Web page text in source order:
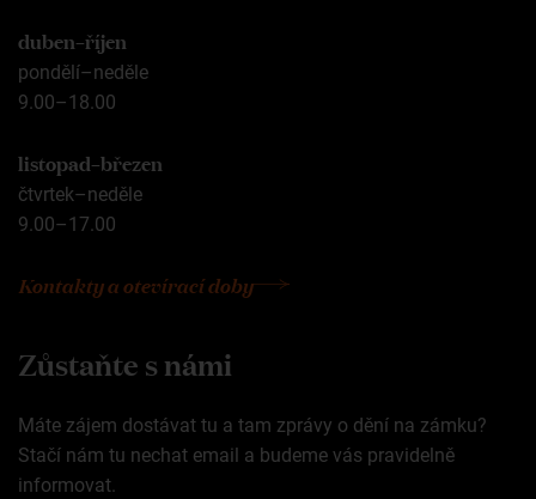
duben–říjen
pondělí–neděle
9.00–18.00
listopad–březen
čtvrtek–neděle
9.00–17.00
Kontakty a otevírací doby
Zůstaňte s námi
Máte zájem dostávat tu a tam zprávy o dění na zámku?
Stačí nám tu nechat email a budeme vás pravidelně
informovat.